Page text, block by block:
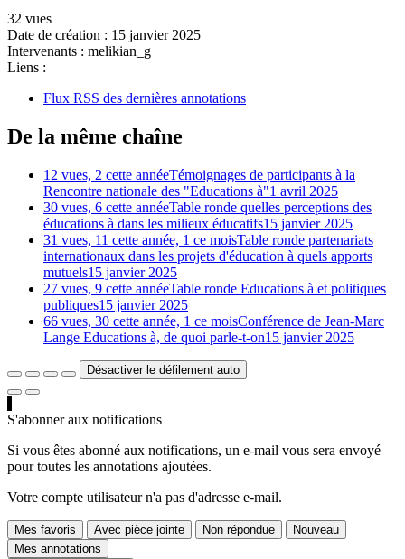
32 vues
Date de création : 15 janvier 2025
Intervenants : melikian_g
Liens :
Flux RSS des dernières annotations
De la même chaîne
12 vues, 2 cette annéeTémoignages de participants à la
Rencontre nationale des "Educations à"1 avril 2025
30 vues, 6 cette annéeTable ronde quelles perceptions des
éducations à dans les milieux éducatifs15 janvier 2025
31 vues, 11 cette année, 1 ce moisTable ronde partenariats
internationaux dans les projets d'éducation à quels apports
mutuels15 janvier 2025
27 vues, 9 cette annéeTable ronde Educations à et politiques
publiques15 janvier 2025
66 vues, 30 cette année, 1 ce moisConférence de Jean-Marc
Lange Educations à, de quoi parle-t-on15 janvier 2025
Désactiver le défilement auto
S'abonner aux notifications
Si vous êtes abonné aux notifications, un e-mail vous sera envoyé
pour toutes les annotations ajoutées.
Votre compte utilisateur n'a pas d'adresse e-mail.
Mes favoris Avec pièce jointe Non répondue
Nouveau
Mes annotations